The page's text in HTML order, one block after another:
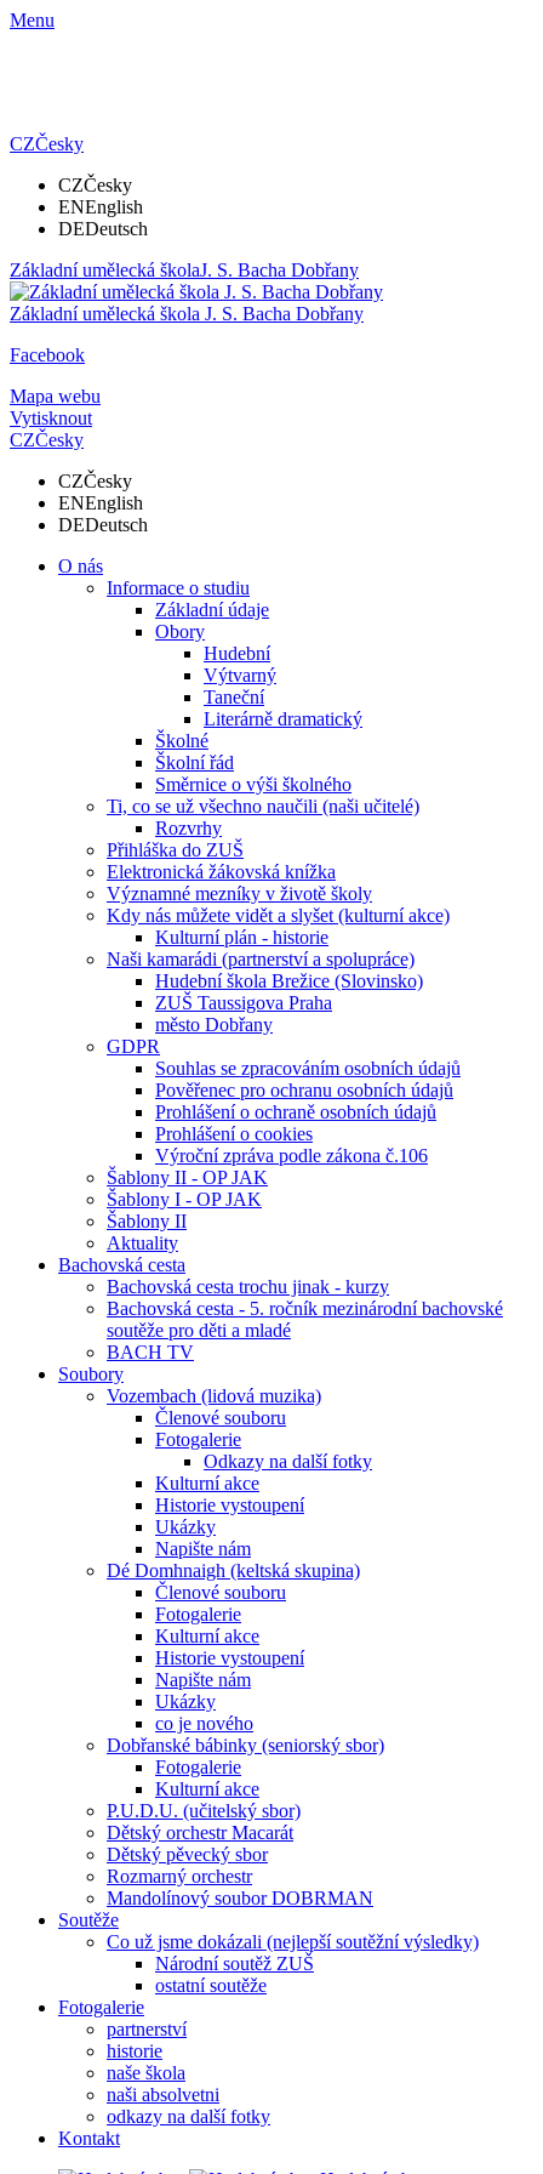
Menu
CZČesky
CZČesky
ENEnglish
DEDeutsch
Základní umělecká školaJ. S. Bacha Dobřany
Základní umělecká škola J. S. Bacha Dobřany
Facebook
Mapa webu
Vytisknout
CZČesky
CZČesky
ENEnglish
DEDeutsch
O nás
Informace o studiu
Základní údaje
Obory
Hudební
Výtvarný
Taneční
Literárně dramatický
Školné
Školní řád
Směrnice o výši školného
Ti, co se už všechno naučili (naši učitelé)
Rozvrhy
Přihláška do ZUŠ
Elektronická žákovská knížka
Významné mezníky v životě školy
Kdy nás můžete vidět a slyšet (kulturní akce)
Kulturní plán - historie
Naši kamarádi (partnerství a spolupráce)
Hudební škola Brežice (Slovinsko)
ZUŠ Taussigova Praha
město Dobřany
GDPR
Souhlas se zpracováním osobních údajů
Pověřenec pro ochranu osobních údajů
Prohlášení o ochraně osobních údajů
Prohlášení o cookies
Výroční zpráva podle zákona č.106
Šablony II - OP JAK
Šablony I - OP JAK
Šablony II
Aktuality
Bachovská cesta
Bachovská cesta trochu jinak - kurzy
Bachovská cesta - 5. ročník mezinárodní bachovské
soutěže pro děti a mladé
BACH TV
Soubory
Vozembach (lidová muzika)
Členové souboru
Fotogalerie
Odkazy na další fotky
Kulturní akce
Historie vystoupení
Ukázky
Napište nám
Dé Domhnaigh (keltská skupina)
Členové souboru
Fotogalerie
Kulturní akce
Historie vystoupení
Napište nám
Ukázky
co je nového
Dobřanské bábinky (seniorský sbor)
Fotogalerie
Kulturní akce
P.U.D.U. (učitelský sbor)
Dětský orchestr Macarát
Dětský pěvecký sbor
Rozmarný orchestr
Mandolínový soubor DOBRMAN
Soutěže
Co už jsme dokázali (nejlepší soutěžní výsledky)
Národní soutěž ZUŠ
ostatní soutěže
Fotogalerie
partnerství
historie
naše škola
naši absolvetni
odkazy na další fotky
Kontakt